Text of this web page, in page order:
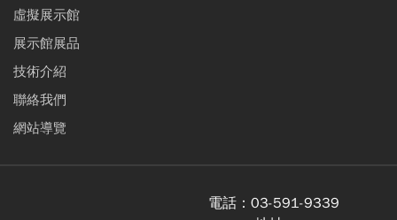
虛擬展示館
展示館展品
技術介紹
聯絡我們
網站導覽
電話： 03-591-9339